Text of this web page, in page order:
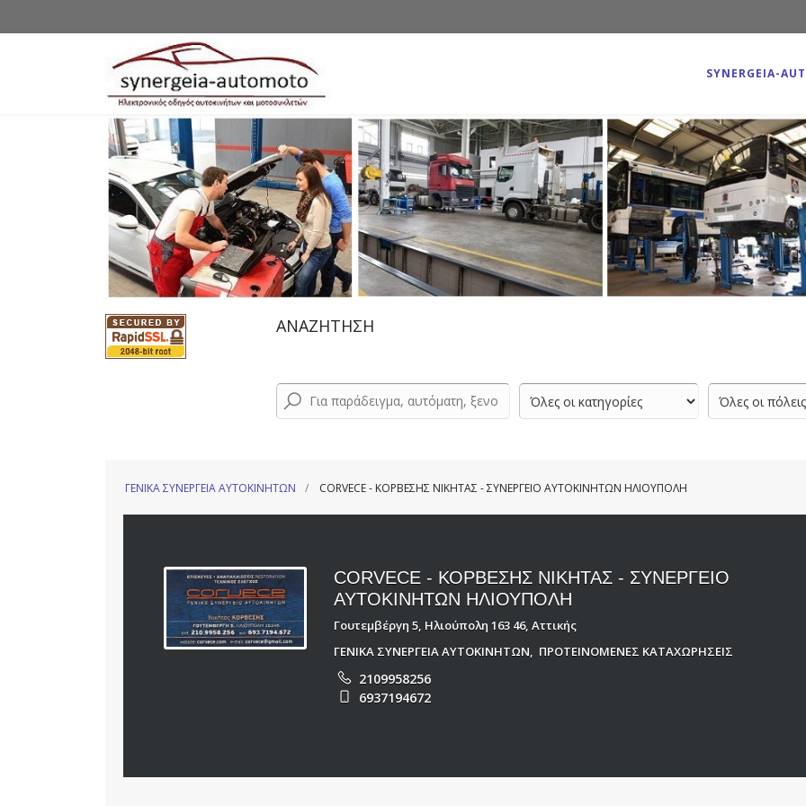
SYNERGEIA-
ΑΝΑΖΗΤΗΣΗ
ΓΕΝΙΚΑ ΣΥΝΕΡΓΕΙΑ ΑΥΤΟΚΙΝΗΤΩΝ CORVECE - ΚΟΡΒΕΣΗΣ ΝΙΚΗΤΑΣ - ΣΥΝΕΡΓΕΙΟ ΑΥΤΟΚΙΝΗΤΩΝ ΗΛΙΟΥΠΟΛΗ
CORVECE - ΚΟΡΒΕΣΗΣ ΝΙΚΗΤΑΣ - ΣΥΝΕΡΓΕΙΟ
ΑΥΤΟΚΙΝΗΤΩΝ ΗΛΙΟΥΠΟΛΗ
Γουτεμβέργη 5, Ηλιούπολη 163 46, Αττικής
ΓΕΝΙΚΑ ΣΥΝΕΡΓΕΙΑ ΑΥΤΟΚΙΝΗΤΩΝ
ΠΡΟΤΕΙΝΟΜΕΝΕΣ ΚΑΤΑΧΩΡΗΣΕΙΣ
2109958256
6937194672